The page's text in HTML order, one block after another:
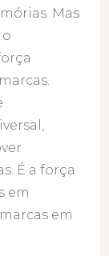
Mas
É a força
em
em